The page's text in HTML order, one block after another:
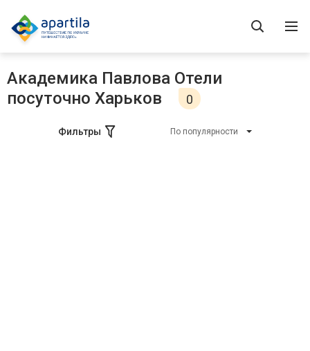
Академика Павлова Отели
посуточно Харьков
0
Фильтры По популярности